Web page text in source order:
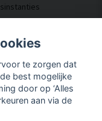
op
te zorgen dat
best mogelijke
door op ‘Alles
aan via de